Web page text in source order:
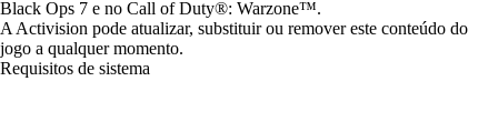
Black Ops 7 e no Call of Duty®: Warzone™.
A Activision pode atualizar, substituir ou remover este conteúdo do
jogo a qualquer momento.
Requisitos de sistema